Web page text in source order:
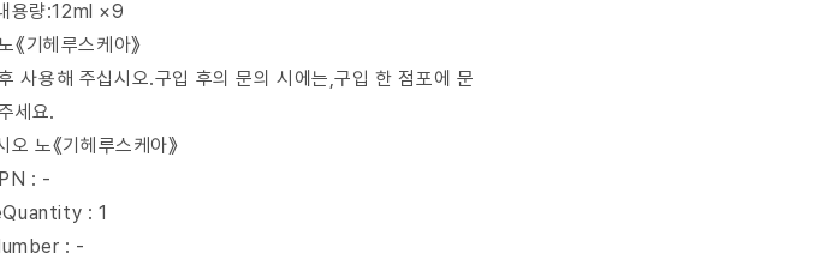
용량:12ml ×9
기헤루스케아》
용해 주십시오.구입 후의 문의 시에는,구입 한 점포에 문
세요.
노《기헤루스케아》
: -
: 1
: -